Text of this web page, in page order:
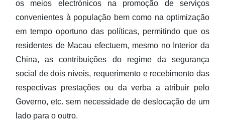
os meios electrónicos na promoção de serviços
convenientes à população bem como na optimização
em tempo oportuno das políticas, permitindo que os
residentes de Macau efectuem, mesmo no Interior da
China, as contribuições do regime da segurança
social de dois níveis, requerimento e recebimento das
respectivas prestações ou da verba a atribuir pelo
Governo, etc. sem necessidade de deslocação de um
lado para o outro.